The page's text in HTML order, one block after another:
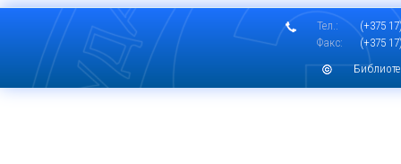
Тел.:
(+375
Факс:
(+375